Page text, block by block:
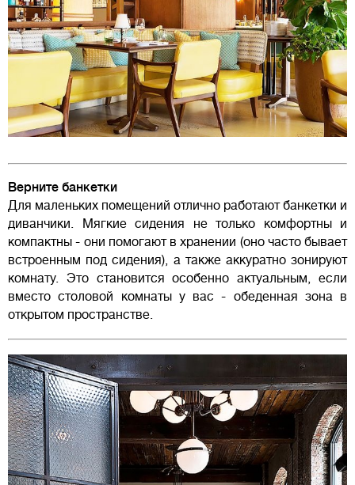
Верните банкетки
Для маленьких помещений отлично работают банкетки и
диванчики. Мягкие сидения не только комфортны и
компактны - они помогают в хранении (оно часто бывает
встроенным под сидения), а также аккуратно зонируют
комнату. Это становится особенно актуальным, если
вместо столовой комнаты у вас - обеденная зона в
открытом пространстве.